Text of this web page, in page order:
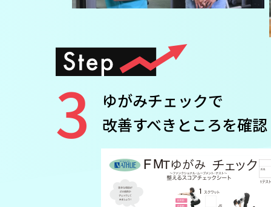
3
ゆがみチェックで
改善すべきところを確認